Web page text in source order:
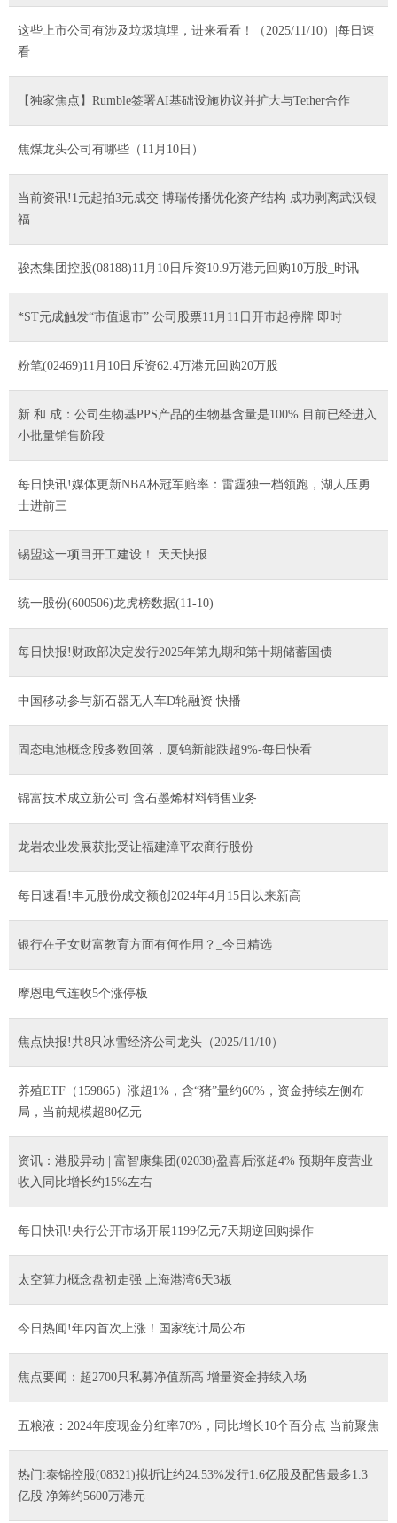
这些上市公司有涉及垃圾填埋，进来看看！（2025/11/10）|每日速
看
【独家焦点】Rumble签署AI基础设施协议并扩大与Tether合作
焦煤龙头公司有哪些（11月10日）
当前资讯!1元起拍3元成交 博瑞传播优化资产结构 成功剥离武汉银
福
骏杰集团控股(08188)11月10日斥资10.9万港元回购10万股_时讯
*ST元成触发“市值退市” 公司股票11月11日开市起停牌 即时
粉笔(02469)11月10日斥资62.4万港元回购20万股
新 和 成：公司生物基PPS产品的生物基含量是100% 目前已经进入
小批量销售阶段
每日快讯!媒体更新NBA杯冠军赔率：雷霆独一档领跑，湖人压勇
士进前三
锡盟这一项目开工建设！ 天天快报
统一股份(600506)龙虎榜数据(11-10)
每日快报!财政部决定发行2025年第九期和第十期储蓄国债
中国移动参与新石器无人车D轮融资 快播
固态电池概念股多数回落，厦钨新能跌超9%-每日快看
锦富技术成立新公司 含石墨烯材料销售业务
龙岩农业发展获批受让福建漳平农商行股份
每日速看!丰元股份成交额创2024年4月15日以来新高
银行在子女财富教育方面有何作用？_今日精选
摩恩电气连收5个涨停板
焦点快报!共8只冰雪经济公司龙头（2025/11/10）
养殖ETF（159865）涨超1%，含“猪”量约60%，资金持续左侧布
局，当前规模超80亿元
资讯：港股异动 | 富智康集团(02038)盈喜后涨超4% 预期年度营业
收入同比增长约15%左右
每日快讯!央行公开市场开展1199亿元7天期逆回购操作
太空算力概念盘初走强 上海港湾6天3板
今日热闻!年内首次上涨！国家统计局公布
焦点要闻：超2700只私募净值新高 增量资金持续入场
五粮液：2024年度现金分红率70%，同比增长10个百分点 当前聚焦
热门:泰锦控股(08321)拟折让约24.53%发行1.6亿股及配售最多1.3
亿股 净筹约5600万港元